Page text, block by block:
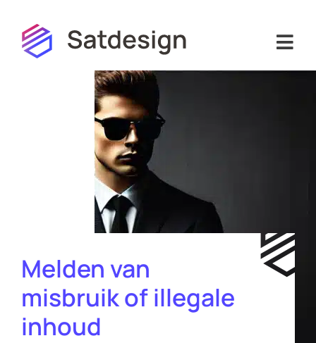
Melden van
misbruik of illegale
inhoud
Hoi! Ik ben de virtuele assistent van
Satdesign. Waarmee kan ik je helpen?